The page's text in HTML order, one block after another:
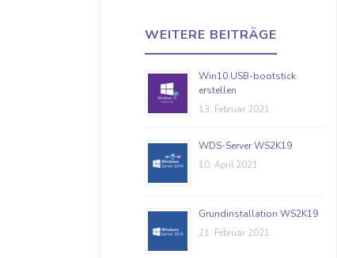
WEITERE BEITRÄGE
Win10 USB-bootstick
erstellen
13. Februar 2021
WDS-Server WS2K19
10. April 2021
Grundinstallation WS2K19
21. Februar 2021